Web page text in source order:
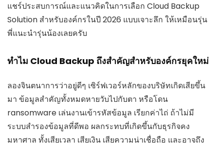
แชร์ประสบการณ์และแนวคิดในการเลือก Cloud Backup
Solution สำหรับองค์กรในปี 2026 แบบเจาะลึก ให้เหมือนรุ่น
พี่แนะนำรุ่นน้องเลยครับ
ทำไม Cloud Backup ถึงสำคัญสำหรับองค์กรยุคใหม่
ลองจินตนาการว่าอยู่ดีๆ เซิร์ฟเวอร์หลักของบริษัทเกิดเสียขึ้น
มา ข้อมูลสำคัญทั้งหมดหายวับไปกับตา หรือโดน
ransomware เล่นงานเข้ารหัสข้อมูล เรียกค่าไถ่ ถ้าไม่มี
ระบบสำรองข้อมูลที่ดีพอ ผลกระทบที่เกิดขึ้นกับธุรกิจคง
มหาศาล ทั้งเสียเวลา เสียเงิน เสียความน่าเชื่อถือ และอาจถึง